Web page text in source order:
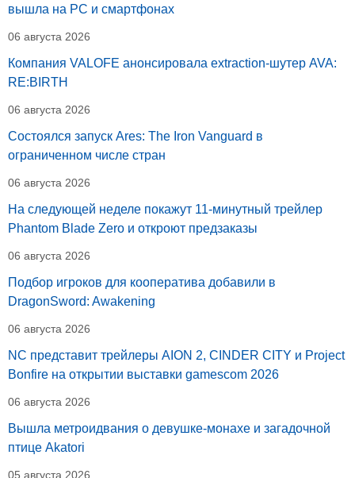
вышла на PC и смартфонах
06 августа 2026
Компания VALOFE анонсировала extraction-шутер AVA:
RE:BIRTH
06 августа 2026
Состоялся запуск Ares: The Iron Vanguard в
ограниченном числе стран
06 августа 2026
На следующей неделе покажут 11-минутный трейлер
Phantom Blade Zero и откроют предзаказы
06 августа 2026
Подбор игроков для кооператива добавили в
DragonSword: Awakening
06 августа 2026
NC представит трейлеры AION 2, CINDER CITY и Project
Bonfire на открытии выставки gamescom 2026
06 августа 2026
Вышла метроидвания о девушке-монахе и загадочной
птице Akatori
05 августа 2026